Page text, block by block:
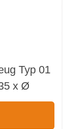
Typ 01
x Ø